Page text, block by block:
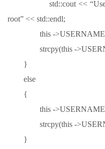
std::cout <<
root” << std::endl;
this ->USERNAME =
strcpy(this -
}
else
{
this ->USERNAME =
strcpy(this -
}